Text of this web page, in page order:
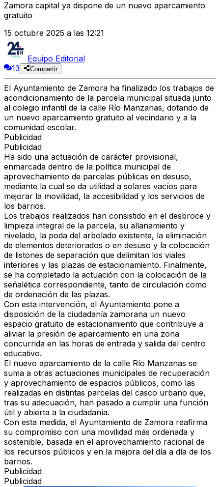
Zamora capital ya dispone de un nuevo aparcamiento
gratuito
15 octubre 2025 a las 12:21
Equipo Editorial
13
Compartir
El Ayuntamiento de Zamora ha finalizado los trabajos de
acondicionamiento de la parcela municipal situada junto
al colegio infantil de la calle Río Manzanas, dotando de
un nuevo aparcamiento gratuito al vecindario y a la
comunidad escolar.
Publicidad
Publicidad
Ha sido una actuación de carácter provisional,
enmarcada dentro de la política municipal de
aprovechamiento de parcelas públicas en desuso,
mediante la cual se da utilidad a solares vacíos para
mejorar la movilidad, la accesibilidad y los servicios de
los barrios.
Los trabajos realizados han consistido en el desbroce y
limpieza integral de la parcela, su allanamiento y
nivelado, la poda del arbolado existente, la eliminación
de elementos deteriorados o en desuso y la colocación
de listones de separación que delimitan los viales
interiores y las plazas de estacionamiento. Finalmente,
se ha completado la actuación con la colocación de la
señalética correspondiente, tanto de circulación como
de ordenación de las plazas.
Con esta intervención, el Ayuntamiento pone a
disposición de la ciudadanía zamorana un nuevo
espacio gratuito de estacionamiento que contribuye a
aliviar la presión de aparcamiento en una zona
concurrida en las horas de entrada y salida del centro
educativo.
El nuevo aparcamiento de la calle Río Manzanas se
suma a otras actuaciones municipales de recuperación
y aprovechamiento de espacios públicos, como las
realizadas en distintas parcelas del casco urbano que,
tras su adecuación, han pasado a cumplir una función
útil y abierta a la ciudadanía.
Con esta medida, el Ayuntamiento de Zamora reafirma
su compromiso con una movilidad más ordenada y
sostenible, basada en el aprovechamiento racional de
los recursos públicos y en la mejora del día a día de los
barrios.
Publicidad
Publicidad